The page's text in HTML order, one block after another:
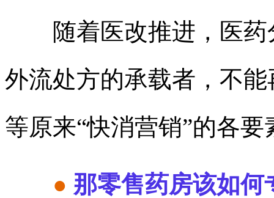
随着医改推进，医药
外流处方的承载者，不
等原来“快消营销”的各
● 那零售药房该如何